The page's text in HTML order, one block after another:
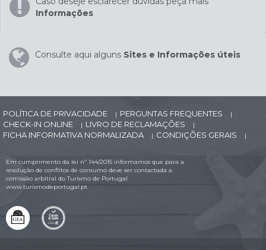
Informações
Consulte aqui alguns Sites e Informações úteis
POLÍTICA DE PRIVACIDADE | PERGUNTAS FREQUENTES |
CHECK-IN ONLINE | LIVRO DE RECLAMAÇÕES |
FICHA INFORMATIVA NORMALIZADA | CONDIÇÕES GERAIS |
Em cumprimento da lei nº 144/2015 informamos que para a
resolução de conflitos de consumo deve ser contactada a
comissão arbitral do Turismo de Portugal
www.turismodeportugal.pt